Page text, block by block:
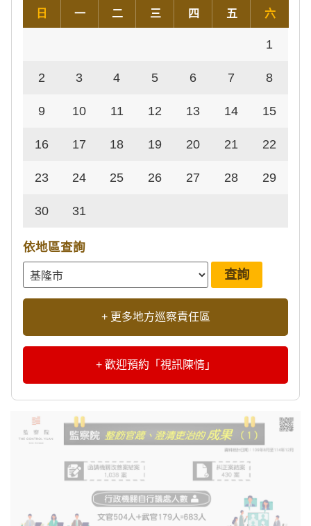
日 一 二 三 四 五 六
1
2 3 4 5 6 7 8
9 10 11 12 13 14 15
16 17 18 19 20 21 22
23 24 25 26 27 28 29
30 31
依地區查詢
+ 更多地方巡察責任區
+ 歡迎預約「視訊陳情」